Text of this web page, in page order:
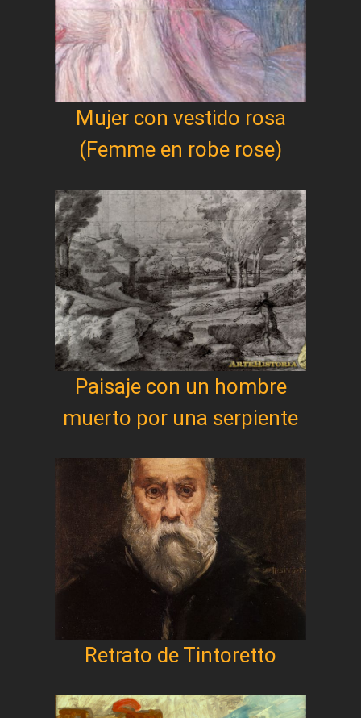
Mujer con vestido rosa
(Femme en robe rose)
Paisaje con un hombre
muerto por una serpiente
Retrato de Tintoretto